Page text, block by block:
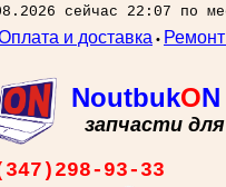
сейчас 22:07 по
и доставка •
NoutbukON
запчасти
93-33